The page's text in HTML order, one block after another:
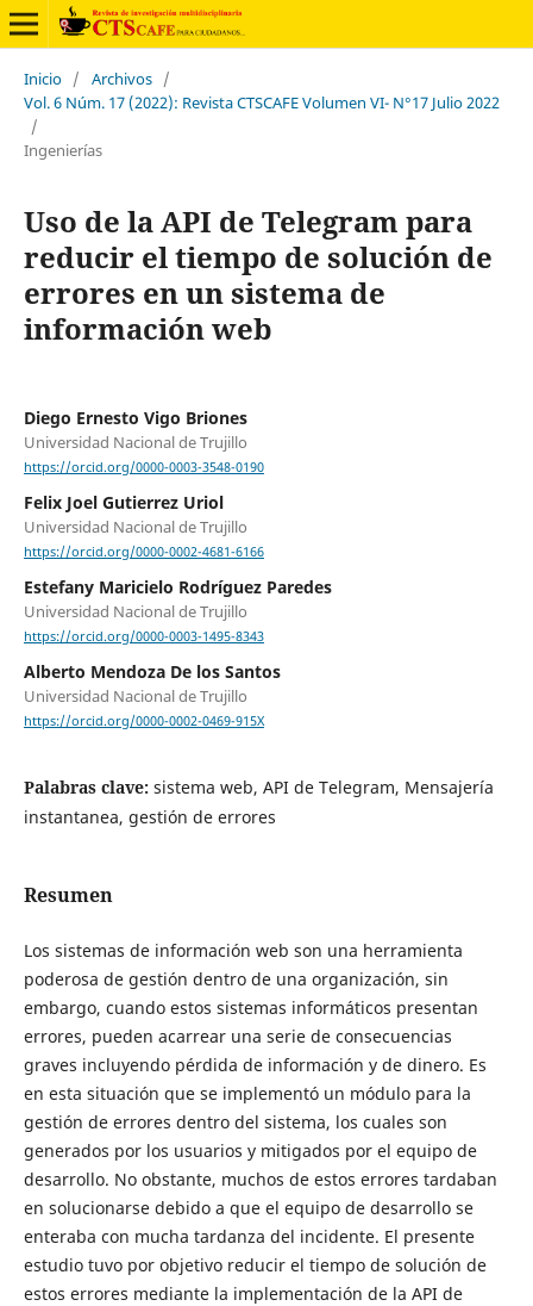
Inicio / Archivos /
Vol. 6 Núm. 17 (2022): Revista CTSCAFE Volumen VI- N°17 Julio 2022
/
Ingenierías
Uso de la API de Telegram para
reducir el tiempo de solución de
errores en un sistema de
información web
Diego Ernesto Vigo Briones
Universidad Nacional de Trujillo
https://orcid.org/0000-0003-3548-0190
Felix Joel Gutierrez Uriol
Universidad Nacional de Trujillo
https://orcid.org/0000-0002-4681-6166
Estefany Maricielo Rodríguez Paredes
Universidad Nacional de Trujillo
https://orcid.org/0000-0003-1495-8343
Alberto Mendoza De los Santos
Universidad Nacional de Trujillo
https://orcid.org/0000-0002-0469-915X
Palabras clave: sistema web, API de Telegram, Mensajería
instantanea, gestión de errores
Resumen
Los sistemas de información web son una herramienta
poderosa de gestión dentro de una organización, sin
embargo, cuando estos sistemas informáticos presentan
errores, pueden acarrear una serie de consecuencias
graves incluyendo pérdida de información y de dinero. Es
en esta situación que se implementó un módulo para la
gestión de errores dentro del sistema, los cuales son
generados por los usuarios y mitigados por el equipo de
desarrollo. No obstante, muchos de estos errores tardaban
en solucionarse debido a que el equipo de desarrollo se
enteraba con mucha tardanza del incidente. El presente
estudio tuvo por objetivo reducir el tiempo de solución de
estos errores mediante la implementación de la API de